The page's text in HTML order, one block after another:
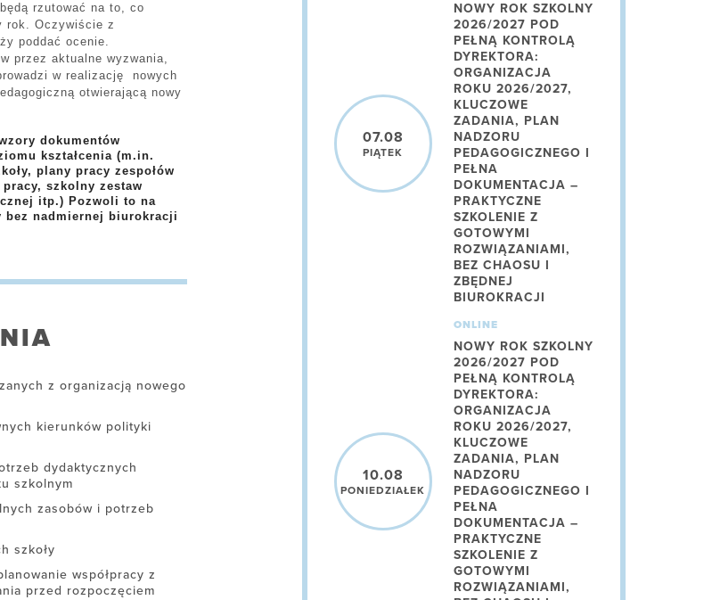
rzutować na to, co
rok. Oczywiście z
poddać ocenie.
przez aktualne wyzwania,
w realizację nowych
otwierającą nowy
dokumentów
kształcenia (m.in.
plany pracy zespołów
szkolny zestaw
itp.) Pozwoli to na
bez nadmiernej biurokracji
z organizacją nowego
kierunków polityki
dydaktycznych
szkolnym
zasobów i potrzeb
szkoły
współpracy z
przed rozpoczęciem
07.08
PIĄTEK
NOWY ROK SZKOLNY
2026/2027 POD
PEŁNĄ KONTROLĄ
DYREKTORA:
ORGANIZACJA
ROKU 2026/2027,
KLUCZOWE
ZADANIA, PLAN
NADZORU
PEDAGOGICZNEGO I
PEŁNA
DOKUMENTACJA –
PRAKTYCZNE
SZKOLENIE Z
GOTOWYMI
ROZWIĄZANIAMI,
BEZ CHAOSU I
ZBĘDNEJ
BIUROKRACJI
10.08
PONIEDZIAŁEK
ONLINE
NOWY ROK SZKOLNY
2026/2027 POD
PEŁNĄ KONTROLĄ
DYREKTORA:
ORGANIZACJA
ROKU 2026/2027,
KLUCZOWE
ZADANIA, PLAN
NADZORU
PEDAGOGICZNEGO I
PEŁNA
DOKUMENTACJA –
PRAKTYCZNE
SZKOLENIE Z
GOTOWYMI
ROZWIĄZANIAMI,